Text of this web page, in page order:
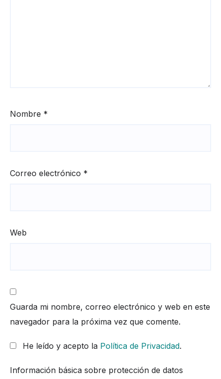
Nombre *
Correo electrónico *
Web
Guarda mi nombre, correo electrónico y web en este
navegador para la próxima vez que comente.
He leído y acepto la Política de Privacidad.
Información básica sobre protección de datos